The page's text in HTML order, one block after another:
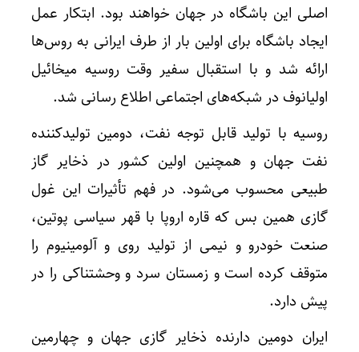
اصلی این باشگاه در جهان خواهند بود. ابتکار عمل
ایجاد باشگاه برای اولین بار از طرف ایرانی به روس‌ها
ارائه شد و با استقبال سفیر وقت روسیه میخائیل
اولیانوف در شبکه‌های اجتماعی اطلاع رسانی شد.
روسیه با تولید قابل توجه نفت، دومین تولیدکننده
نفت جهان و همچنین اولین کشور در ذخایر گاز
طبیعی محسوب می‌شود. در فهم تأثیرات این غول
گازی همین بس که قاره اروپا با قهر سیاسی پوتین،
صنعت خودرو و نیمی از تولید روی و آلومینیوم را
متوقف کرده است و زمستان سرد و وحشتناکی را در
پیش دارد.
ایران دومین دارنده ذخایر گازی جهان و چهارمین